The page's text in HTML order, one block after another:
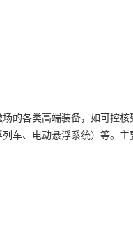
的各类高端装备，如可控
车、电动悬浮系统）等。主